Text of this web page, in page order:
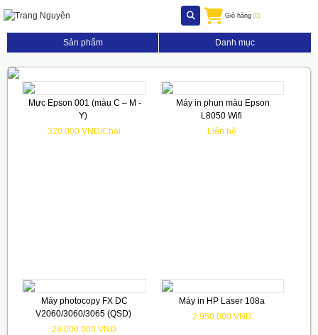
Giỏ hàng (0)
Sản phẩm Danh mục
Mực Epson 001 (màu C – M -
Y)
320.000 VNĐ/Chai
Máy in phun màu Epson
L8050 Wifi
Liên hệ
Máy photocopy FX DC
V2060/3060/3065 (QSD)
29.000.000 VNĐ
Máy in HP Laser 108a
2.950.000 VNĐ